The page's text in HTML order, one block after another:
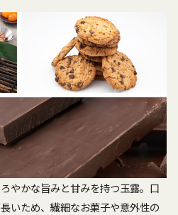
やかな旨みと甘みを持つ玉露。口
いため、繊細なお菓子や意外性の